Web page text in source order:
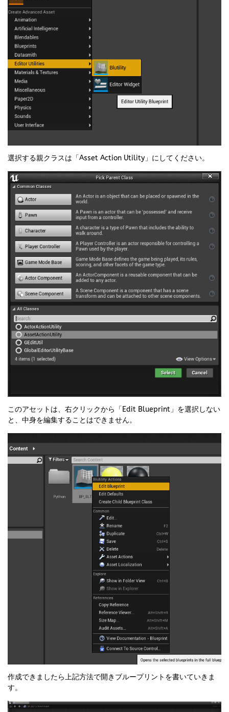
選択する親クラスは「Asset Action Utility」にしてください。
このアセットは、右クリックから「Edit Blueprint」を選択しない
と、中身を編集することはできません。
作成できましたら上記方法で開きブループリントを書いていきま
す。